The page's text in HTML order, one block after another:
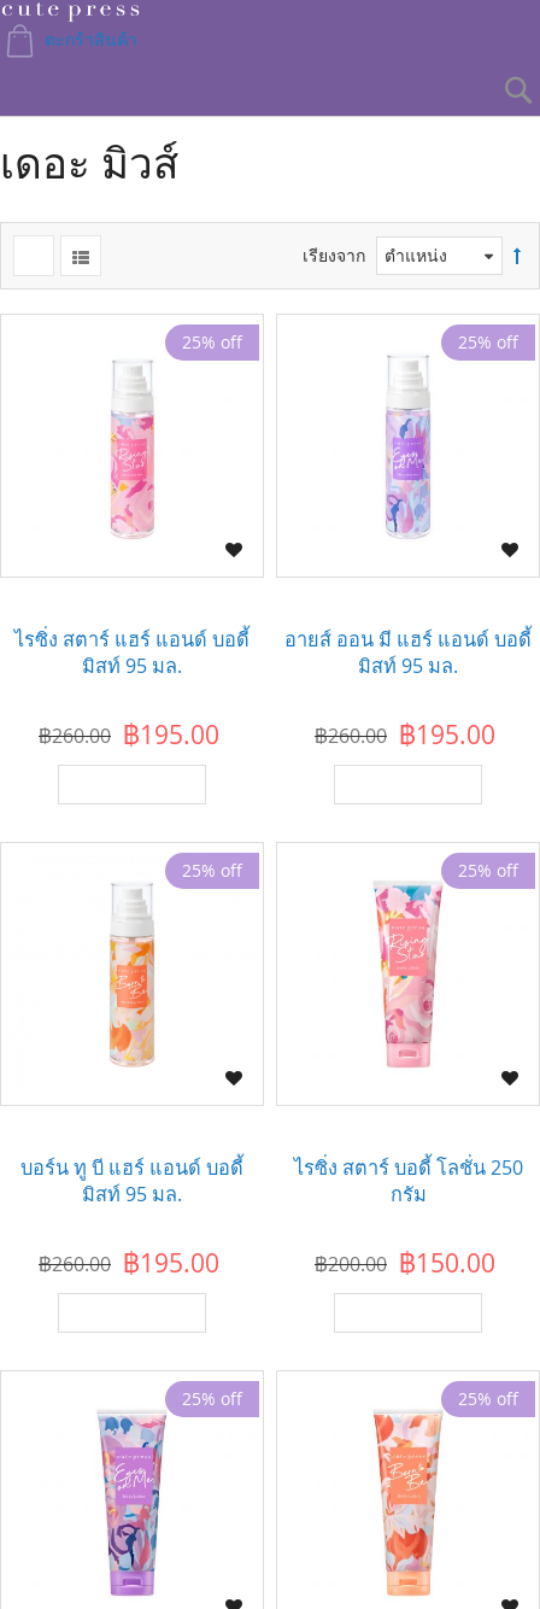
Skip
to
Content
ตะกร้าสินค้า
เดอะ มิวส์
เรียงจาก
25% off
ไรซิ่ง สตาร์ แฮร์ แอนด์ บอดี้
มิสท์ 95 มล.
฿195.00
฿260.00
25% off
อายส์ ออน มี แฮร์ แอนด์ บอดี้
มิสท์ 95 มล.
฿195.00
฿260.00
25% off
บอร์น ทู บี แฮร์ แอนด์ บอดี้
มิสท์ 95 มล.
฿195.00
฿260.00
25% off
ไรซิ่ง สตาร์ บอดี้ โลชั่น 250
กรัม
฿150.00
฿200.00
25% off 25% off